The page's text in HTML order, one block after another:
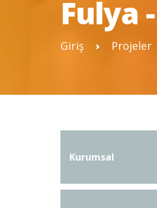
Fulya
Giriş Projeler
Kurumsal